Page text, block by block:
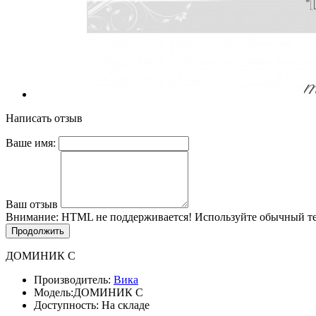
Написать отзыв
Ваше имя:
Ваш отзыв
Внимание: HTML не поддерживается! Используйте обычный
Продолжить
ДОМИНИК С
Производитель: Вика
Модель:ДОМИНИК С
Доступность: На складе